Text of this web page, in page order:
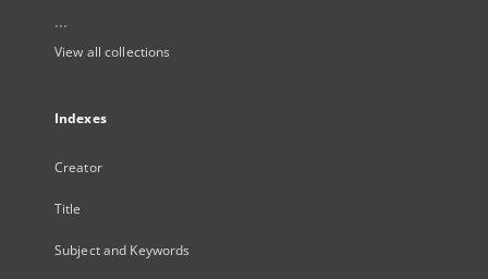
...
View all collections
Indexes
Creator
Title
Subject and Keywords